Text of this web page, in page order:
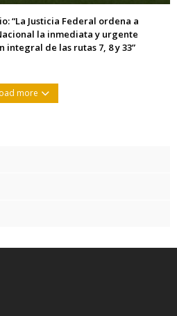
“La Justicia Federal ordena a
la inmediata y urgente
integral de las rutas 7, 8 y 33”
more